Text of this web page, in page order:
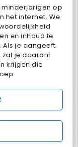
op
het internet. We
en inhoud te
Als je aangeeft
zal je daarom
krijgen die
Merge and Story